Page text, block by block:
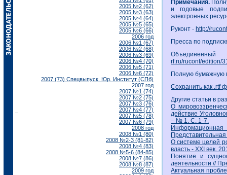
2005 №2 (62)
2005 №3 (63)
2005 №4 (64)
2005 №5 (65)
2005 №6 (66)
2006 год
2006 №1 (67)
2006 №2 (68)
2006 №3 (69)
2006 №4 (70)
2006 №5 (71)
2006 №6 (72)
2007 (73) Спецвыпуск. Юр. Институт (СПб)
2007 год
2007 №1 (74)
2007 №2 (75)
2007 №3 (76)
2007 №4 (77)
2007 №5 (78)
2007 №6 (79)
2008 год
2008 №1 (80)
2008 №2-3 (81-82)
2008 №4 (83)
2008 №5-6 (84-85)
2008 №7 (86)
2008 №8 (87)
2009 год
Примечания.
и годовые
электронных
Руконт - http://
Пресса по
rf.ru/rucont/edition/
Полную бумажную
Сохранить как .rtf
Другие статьи в
О
действие
– № 1. С. 1-7.
О системе целей
власть - ХХI век.
Понятие и
деятельности //
Актуальная